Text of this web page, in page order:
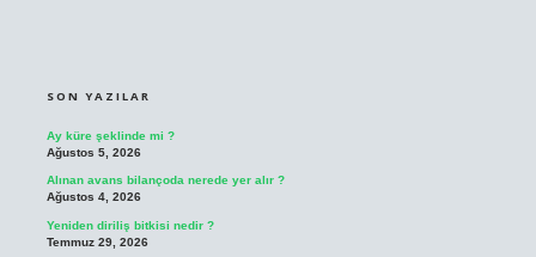
SON YAZILAR
Ay küre şeklinde mi ?
Ağustos 5, 2026
Alınan avans bilançoda nerede yer alır ?
Ağustos 4, 2026
Yeniden diriliş bitkisi nedir ?
Temmuz 29, 2026